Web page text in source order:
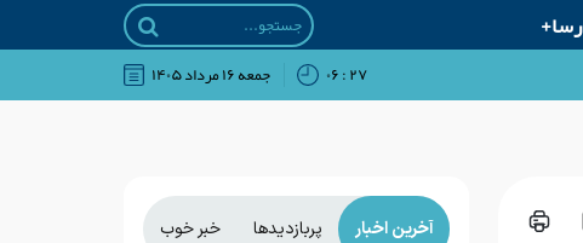
رسا+
۲۷ : ۰۶ جمعه ۱۶ مرداد ۱۴۰۵
آخرین اخبار پربازدیدها خبر خوب